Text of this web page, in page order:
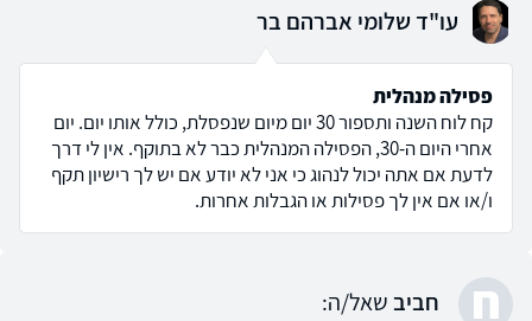
עו"ד שלומי אברהם בר
פסילה מנהלית
קח לוח השנה ותספור 30 יום מיום שנפסלת, כולל אותו יום. יום
אחרי היום ה-30, הפסילה המנהלית כבר לא בתוקף. אין לי דרך
לדעת אם אתה יכול לנהוג כי אני לא יודע אם יש לך רישיון תקף
ו/או אם אין לך פסילות או הגבלות אחרות.
ח חביב שאל/ה: